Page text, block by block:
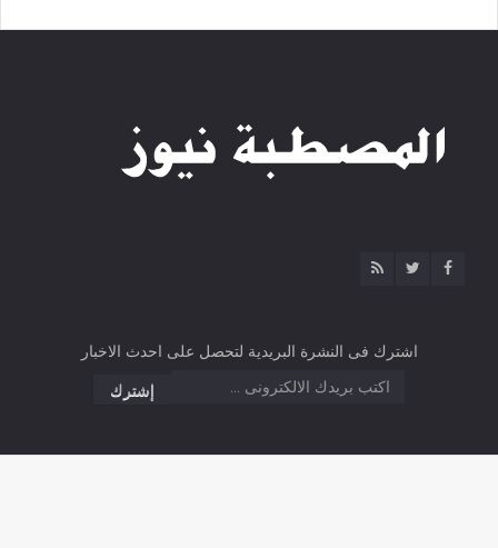
اشترك فى النشرة البريدية لتحصل على احدث الاخبار